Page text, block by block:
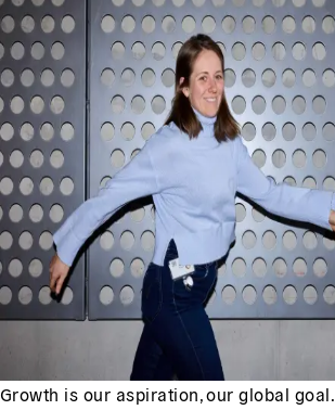
Growth is our aspiration, our global goal.